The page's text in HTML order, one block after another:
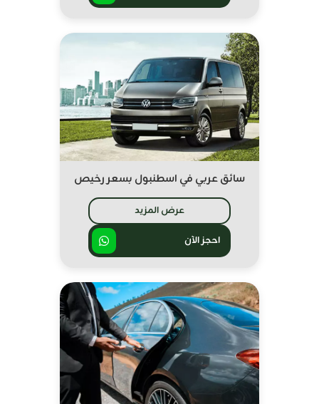
سائق عربي في اسطنبول بسعر رخيص
عرض المزيد
احجز الآن